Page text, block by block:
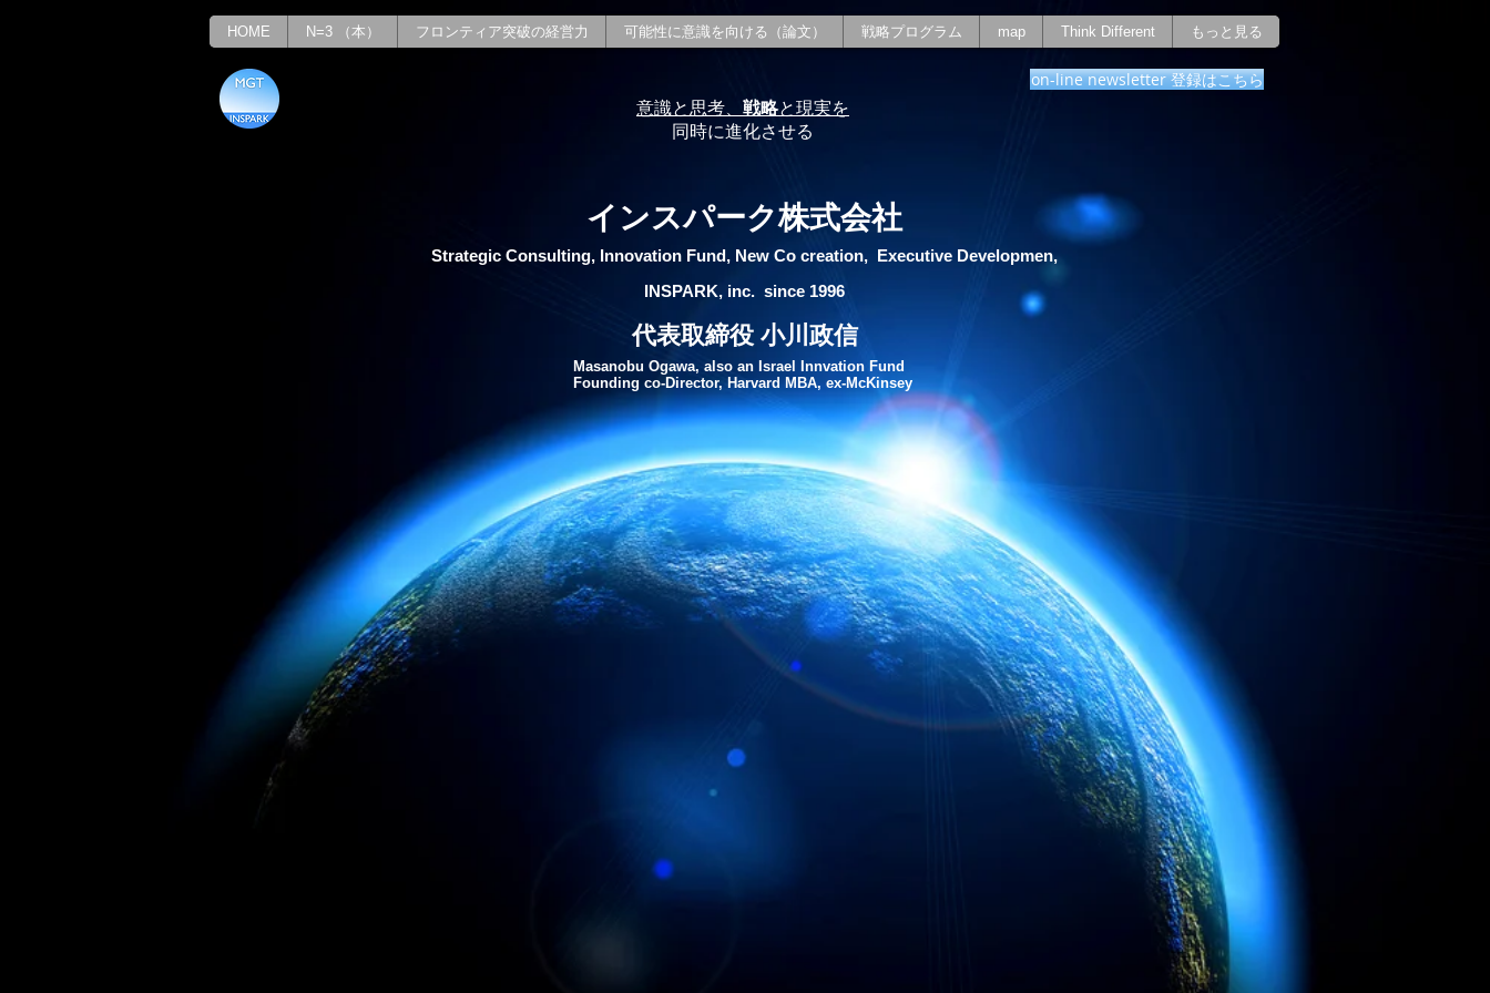
HOME N=3 （本） フロンティア突破の経営力 可能性に意識を向ける（論文） 戦略プログラム map Think Different もっと見る
on-line newsletter 登録はこちら
意識と思考、 戦略と現実を
同時に進化させる
インスパーク株式会社
Strategic Consulting, Innovation Fund, New Co creation, Executive Developmen,
INSPARK, inc. since 1996
代表取締役 小川政信
Masanobu Ogawa, also an Israel Innvation Fund
Founding co-Director, Harvard MBA, ex-McKinsey